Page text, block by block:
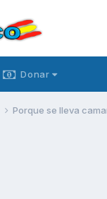
Donar
Porque se lleva